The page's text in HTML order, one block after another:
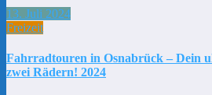
13. Juli 2024
Freizeit
Fahrradtouren in Osnabrück – Dein
zwei Rädern! 2024